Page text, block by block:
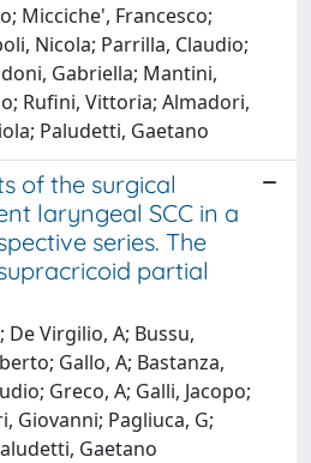
Micciche', Francesco;
Nicola; Parrilla, Claudio;
Gabriella; Mantini,
Rufini, Vittoria; Almadori,
Paludetti, Gaetano
of the surgical
laryngeal SCC in a
series. The
partial
De Virgilio, A; Bussu,
Gallo, A; Bastanza,
Greco, A; Galli, Jacopo;
Giovanni; Pagliuca, G;
Gaetano